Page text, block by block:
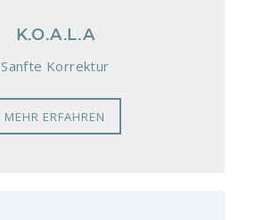
K.O.A.L.A
Sanfte Korrektur
MEHR ERFAHREN